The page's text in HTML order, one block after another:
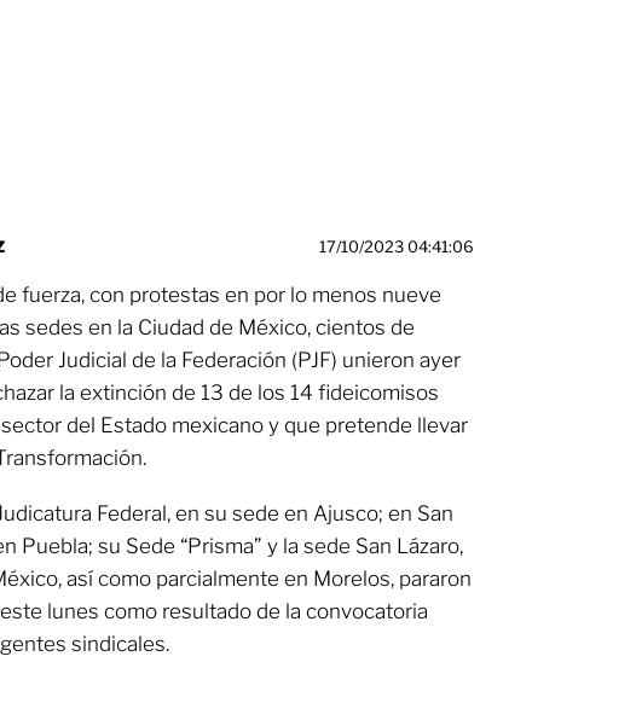
17/10/2023 04:41:06
fuerza, con protestas en por lo menos nueve
sedes en la Ciudad de México, cientos de
Judicial de la Federación (PJF) unieron ayer
la extinción de 13 de los 14 fideicomisos
del Estado mexicano y que pretende llevar
Federal, en su sede en Ajusco; en San
Puebla; su Sede “Prisma” y la sede San Lázaro,
así como parcialmente en Morelos, pararon
lunes como resultado de la convocatoria
sindicales.